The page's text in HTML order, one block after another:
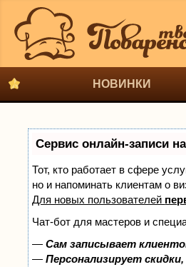
НОВИНКИ
Сервис онлайн-записи
Тот, кто работает в сфере
но и напоминать клиентам о
Для новых пользователей
Чат-бот для мастеров и
—Сам записывает
—Персонализирует